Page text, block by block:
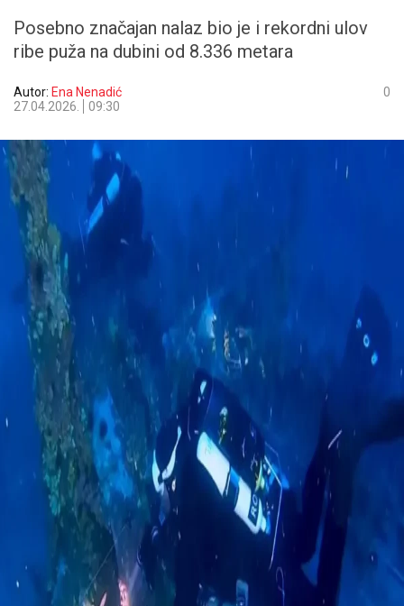
Posebno značajan nalaz bio je i rekordni ulov
ribe puža na dubini od 8.336 metara
Autor: Ena Nenadić
27.04.2026.
09:30
0